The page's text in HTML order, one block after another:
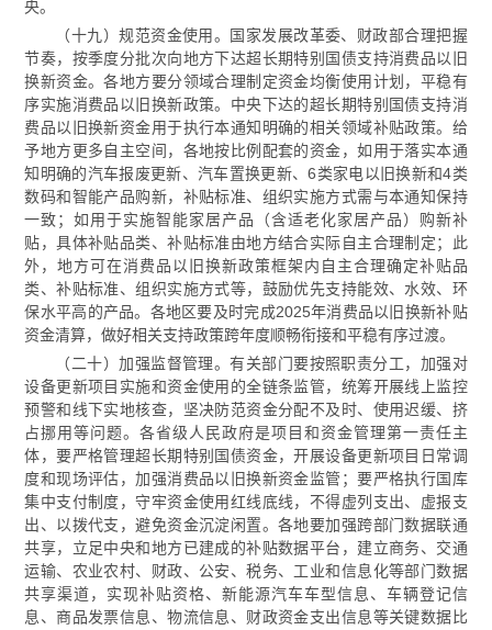
央。
（十九）规范资金使用。国家发展改革委、财政部合理把握
节奏，按季度分批次向地方下达超长期特别国债支持消费品以旧
换新资金。各地方要分领域合理制定资金均衡使用计划，平稳有
序实施消费品以旧换新政策。中央下达的超长期特别国债支持消
费品以旧换新资金用于执行本通知明确的相关领域补贴政策。给
予地方更多自主空间，各地按比例配套的资金，如用于落实本通
知明确的汽车报废更新、汽车置换更新、6类家电以旧换新和4类
数码和智能产品购新，补贴标准、组织实施方式需与本通知保持
一致；如用于实施智能家居产品（含适老化家居产品）购新补
贴，具体补贴品类、补贴标准由地方结合实际自主合理制定；此
外，地方可在消费品以旧换新政策框架内自主合理确定补贴品
类、补贴标准、组织实施方式等，鼓励优先支持能效、水效、环
保水平高的产品。各地区要及时完成2025年消费品以旧换新补贴
资金清算，做好相关支持政策跨年度顺畅衔接和平稳有序过渡。
（二十）加强监督管理。有关部门要按照职责分工，加强对
设备更新项目实施和资金使用的全链条监管，统筹开展线上监控
预警和线下实地核查，坚决防范资金分配不及时、使用迟缓、挤
占挪用等问题。各省级人民政府是项目和资金管理第一责任主
体，要严格管理超长期特别国债资金，开展设备更新项目日常调
度和现场评估，加强消费品以旧换新资金监管；要严格执行国库
集中支付制度，守牢资金使用红线底线，不得虚列支出、虚报支
出、以拨代支，避免资金沉淀闲置。各地要加强跨部门数据联通
共享，立足中央和地方已建成的补贴数据平台，建立商务、交通
运输、农业农村、财政、公安、税务、工业和信息化等部门数据
共享渠道，实现补贴资格、新能源汽车车型信息、车辆登记信
息、商品发票信息、物流信息、财政资金支出信息等关键数据比